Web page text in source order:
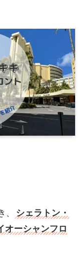
シェラトン・
オーシャンフロ